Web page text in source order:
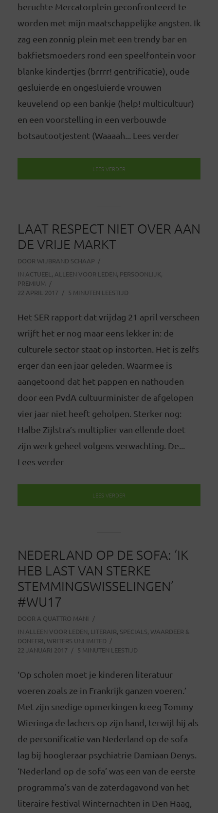
beruchte Mercatorplein geconfronteerd te
worden met mijn maatschappelijke angsten. Ik
zag een zonnig plein met een trendy bar en
bakfietsmoeders rond een speelfontein voor
blanke kindertjes (brrrr! gentrificatie), oude
gesluierde en ongesluierde vrouwen
keuvelend op een bankje (help! multicultuur)
en een voorstelling in een verbouwde
botsautootjestent (Waaaah... Lees verder
LEES VERDER
LAAT RESPECT NIET OVER AAN
DE VRIJE MARKT
DOOR WIJBRAND SCHAAP
IN ACTUEEL , ALLEEN VOOR LEDEN, PERSOONLIJK,
PREMIUM
22 APRIL 2017
5 MINUTEN LEESTIJD
Het SER rapport dat vrijdag 21 april verscheen
wrijft het er nog maar eens lekker in: de
culturele sector staat op instorten. Het is zelfs
erger dan een jaar geleden. Waarmee is
aangetoond dat het pappen en nathouden
door een PvdA cultuurminister de afgelopen
vier jaar niet heeft geholpen. Sterker nog:
Halbe Zijlstra’s multiplier van ellende doet
zijn werk geheel volgens verwachting. De...
Lees verder
LEES VERDER
NEDERLAND OP DE SOFA: ‘IK
HEB LAST VAN STERKE
STEMMINGSWISSELINGEN’
#WU17
DOOR A QUATTRO MANI
IN ALLEEN VOOR LEDEN, LITERAIR, SPECIALS, WAARDEER &
DONEER!, WRITERS UNLIMITED
22 JANUARI 2017
5 MINUTEN LEESTIJD
‘Op scholen moet je kinderen literatuur
voeren zoals ze in Frankrijk ganzen voeren.’
Met zijn snedige opmerkingen kreeg Tommy
Wieringa de lachers op zijn hand, terwijl hij als
de personificatie van Nederland op de sofa
lag bij hoogleraar psychiatrie Damiaan Denys.
‘Nederland op de sofa’ was een van de eerste
programma’s van de zaterdagavond van het
literaire festival Winternachten in Den Haag,